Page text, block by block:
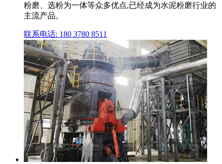
粉磨、选粉为一体等众多优点,已经成为水泥粉磨行业的
主流产品。
联系电话: 180 3780 8511